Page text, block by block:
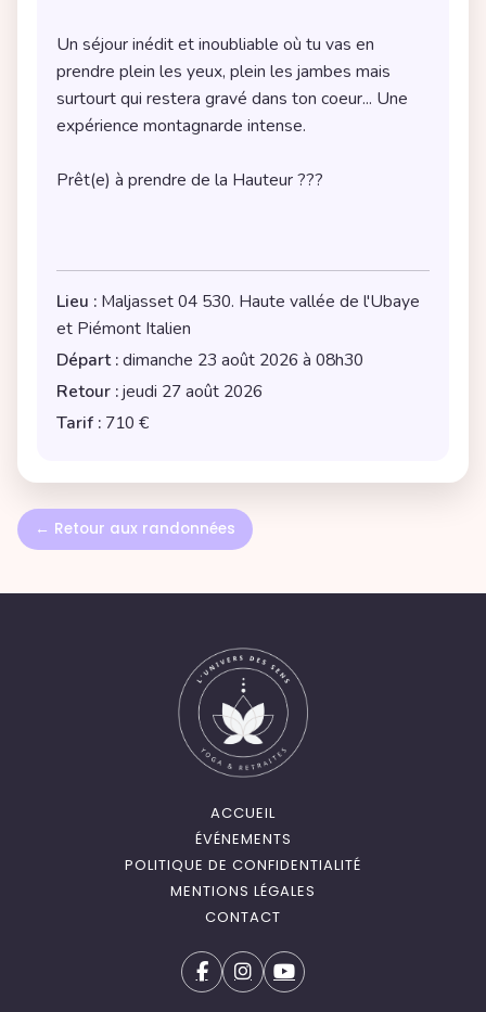
Un séjour inédit et inoubliable où tu vas en
prendre plein les yeux, plein les jambes mais
surtourt qui restera gravé dans ton coeur... Une
Prêt(e) à prendre de la Hauteur ???
Lieu : Maljasset 04 530. Haute vallée de l'Ubaye
et Piémont Italien
Départ :dimanche 23 août 2026 à 08h30
Retour :jeudi 27 août 2026
Tarif : 710 €
← Retour aux randonnées
ACCUEIL
ÉVÉNEMENTS
POLITIQUE DE CONFIDENTIALITÉ
MENTIONS LÉGALES
CONTACT